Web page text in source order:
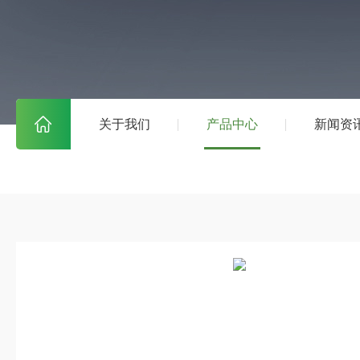
关于我们 产品中心 新闻资